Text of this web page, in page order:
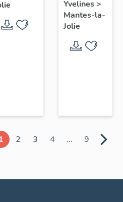
Yvelines>
Mantes-la-
Jolie
2 3 4 ... 9